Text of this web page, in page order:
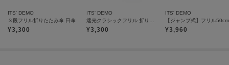
ITS' DEMO
３段フリル折りたたみ傘 日傘
¥3,300
ITS' DEMO
¥3,300
ITS' DEMO
¥3,960